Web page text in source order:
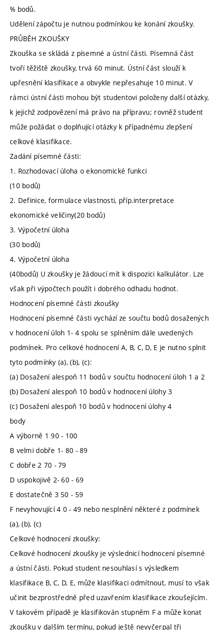
% bodů.
Udělení zápočtu je nutnou podmínkou ke konání zkoušky.
PRŮBĚH ZKOUŠKY
Zkouška se skládá z písemné a ústní části. Písemná část
tvoří těžiště zkoušky, trvá 60 minut. Ústní část slouží k
upřesnění klasifikace a obvykle nepřesahuje 10 minut. V
rámci ústní části mohou být studentovi položeny další otázky,
k jejichž zodpovězení má právo na přípravu; rovněž student
může požádat o doplňující otázky k případnému zlepšení
celkové klasifikace.
Zadání písemné části:
1. Rozhodovací úloha o ekonomické funkci
(10 bodů)
2. Definice, formulace vlastnosti, příp.interpretace
ekonomické veličiny(20 bodů)
3. Výpočetní úloha
(30 bodů)
4. Výpočetní úloha
(40bodů) U zkoušky je žádoucí mít k dispozici kalkulátor. Lze
však při výpočtech použít i dobrého odhadu hodnot.
Hodnocení písemné části zkoušky
Hodnocení písemné části vychází ze součtu bodů dosažených
v hodnocení úloh 1- 4 spolu se splněním dále uvedených
podmínek. Pro celkové hodnocení A, B, C, D, E je nutno splnit
tyto podmínky (a), (b), (c):
(a) Dosažení alespoň 11 bodů v součtu hodnocení úloh 1 a 2
(b) Dosažení alespoň 10 bodů v hodnocení úlohy 3
(c) Dosažení alespoň 10 bodů v hodnocení úlohy 4
body
A výborně 1 90 - 100
B velmi dobře 1- 80 - 89
C dobře 2 70 - 79
D uspokojivě 2- 60 - 69
E dostatečně 3 50 - 59
F nevyhovující 4 0 - 49 nebo nesplnění některé z podmínek
(a), (b), (c)
Celkové hodnocení zkoušky:
Celkové hodnocení zkoušky je výslednicí hodnocení písemné
a ústní části. Pokud student nesouhlasí s výsledkem
klasifikace B, C, D, E, může klasifikaci odmítnout, musí to však
učinit bezprostředně před uzavřením klasifikace zkoušejícím.
V takovém případě je klasifikován stupněm F a může konat
zkoušku v dalším termínu, pokud ještě nevyčerpal tři